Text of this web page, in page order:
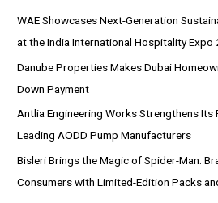
f
o
r
:
WAE Showcases Next-Generation
at the India International Hospitality Expo
Danube Properties Makes Dubai
Down Payment
Antlia Engineering Works Strengthens Its
Leading AODD Pump Manufacturers
Bisleri Brings the Magic of Spider-Man:
Consumers with Limited-Edition Packs